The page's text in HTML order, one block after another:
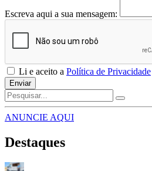
Escreva aqui a sua mensagem:
Li e aceito a Política de Privacidade
Enviar
ANUNCIE AQUI
Destaques